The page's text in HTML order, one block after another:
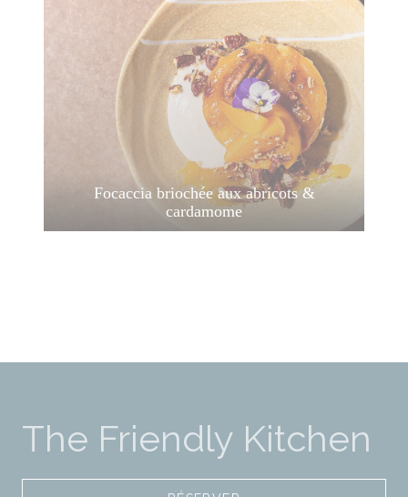
Focaccia briochée aux abricots &
cardamome
The Friendly Kitchen